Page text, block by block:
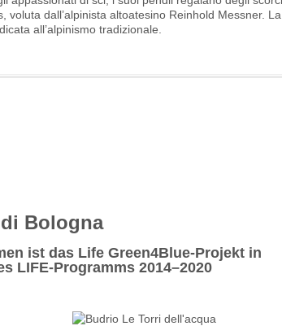
dall’alpinista altoatesino Reinhold Messner. La
all’alpinismo tradizionale.
Bologna
ist das Life Green4Blue-Projekt in
LIFE-Programms 2014–2020